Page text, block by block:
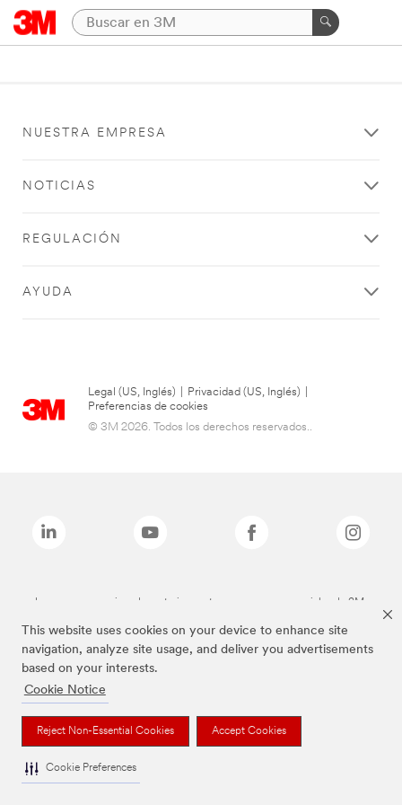
This website uses cookies on your device to enhance site
navigation, analyze site usage, and deliver you advertisements
based on your interests.
Cookie Notice
Reject Non-Essential Cookies Accept Cookies
Cookie Preferences
NUESTRA EMPRESA
NOTICIAS
REGULACIÓN
AYUDA
Legal (US, Inglés) Privacidad (US, Inglés)
Preferencias de cookies
© 3M 2026. Todos los derechos reservados..
Las marcas mencionadas anteriormente son marcas comerciales de 3M.